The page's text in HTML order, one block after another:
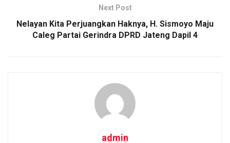
Next Post
Nelayan Kita Perjuangkan Haknya, H. Sismoyo Maju
Caleg Partai Gerindra DPRD Jateng Dapil 4
admin